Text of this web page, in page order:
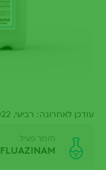
עודכן לאחרונה: רביעי, 23/02/2022 - 11:03
חומר פעיל
FLUAZINAM